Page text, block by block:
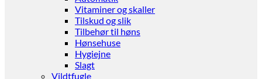
Vitaminer og skaller
Tilskud og slik
Tilbehør til høns
Hønsehuse
Hygiejne
Slagt
Vildtfugle